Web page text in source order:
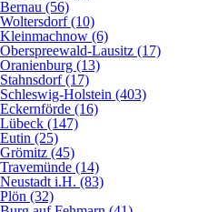
Bernau (56)
Woltersdorf (10)
Kleinmachnow (6)
Oberspreewald-Lausitz (17)
Oranienburg (13)
Stahnsdorf (17)
Schleswig-Holstein (403)
Eckernförde (16)
Lübeck (147)
Eutin (25)
Grömitz (45)
Travemünde (14)
Neustadt i.H. (83)
Plön (32)